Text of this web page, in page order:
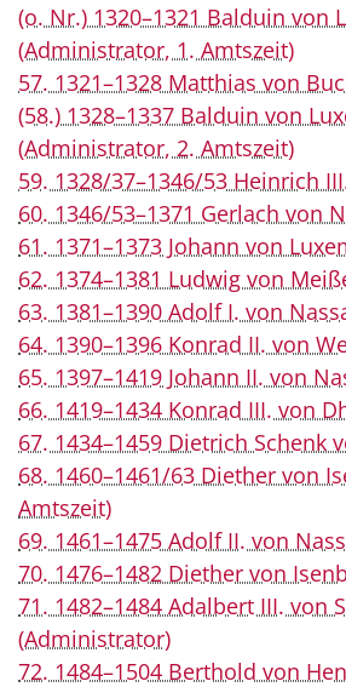
(o. Nr.) 1320–1321 Balduin von
(Administrator, 1. Amtszeit)
57. 1321–1328 Matthias von
(58.) 1328–1337 Balduin von
(Administrator, 2. Amtszeit)
59. 1328/37–1346/53 Heinrich
60. 1346/53–1371 Gerlach von
61. 1371–1373 Johann von
62. 1374–1381 Ludwig von
63. 1381–1390 Adolf I. von
64. 1390–1396 Konrad II. von
65. 1397–1419 Johann II. von
66. 1419–1434 Konrad III. von
67. 1434–1459 Dietrich Schenk
68. 1460–1461/63 Diether von
Amtszeit)
69. 1461–1475 Adolf II. von
70. 1476–1482 Diether von
71. 1482–1484 Adalbert III. von
(Administrator)
72. 1484–1504 Berthold von